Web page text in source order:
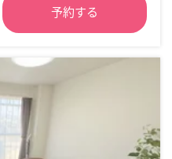
予約する